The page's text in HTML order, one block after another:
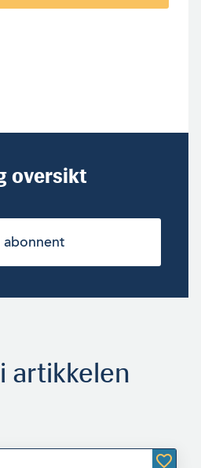
oversikt
abonnent
artikkelen